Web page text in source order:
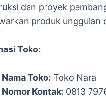
dan proyek
produk unggulan
Toko:
Nama Toko: Toko Nara
Nomor Kontak: 0813